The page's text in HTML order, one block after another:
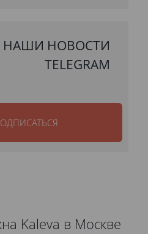
НАШИ НОВОСТИ
TELEGRAM
Kaleva в Москве